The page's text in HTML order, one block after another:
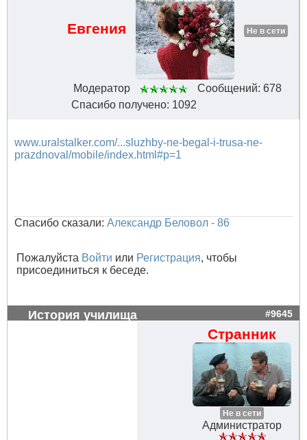
Евгения Не в сети
Модератор
Сообщений: 678
Спасибо получено: 1092
www.uralstalker.com/...sluzhby-ne-begal-i-trusa-ne-
prazdnoval/mobile/index.html#p=1
Спасибо сказали: Александр Беловол - 86
Пожалуйста Войти или Регистрация, чтобы
присоединиться к беседе.
История училища #9645
Странник
Не в сети
Администратор